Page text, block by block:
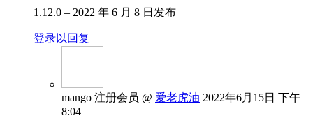
1.12.0 – 2022 年 6 月 8 日发布
登录以回复
mango 注册会员 @ 爱老虎油 2022年6月15日 下午
8:04